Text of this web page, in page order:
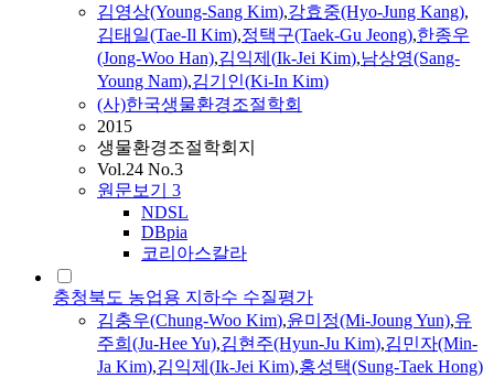
김영상(Young-Sang Kim),강효중(Hyo-Jung Kang),
김태일(Tae-Il Kim),정택구(Taek-Gu Jeong),한종우
(Jong-Woo Han),김익제 (Ik-Jei Kim),남상영(Sang-
Young Nam),김기인(Ki-In Kim)
(사)한국생물환경조절학회
2015
생물환경조절학회지
Vol.24 No.3
원문보기 3
NDSL
DBpia
코리아스칼라
충청북도 농업용 지하수 수질평가
김충우(Chung-Woo Kim),윤미정(Mi-Joung Yun),유
주희(Ju-Hee Yu),김현주(Hyun-Ju Kim),김민자(Min-
Ja Kim),김익제 (Ik-Jei Kim),홍성택(Sung-Taek Hong)